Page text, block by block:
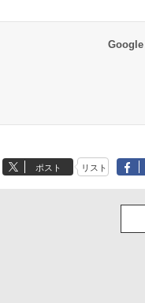
Google
ポスト リスト